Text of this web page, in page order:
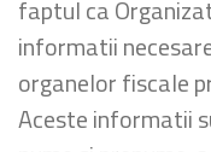
faptul ca
informatii
organelor fiscale
Aceste informatii